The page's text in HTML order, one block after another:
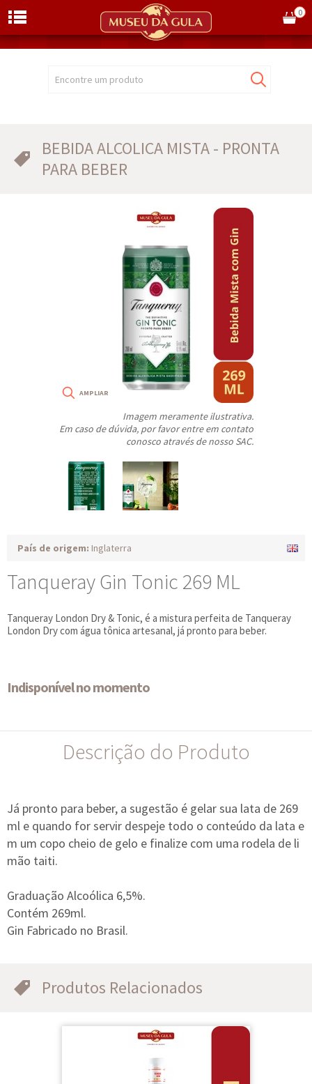
Encontre um produto
0
BEBIDA ALCOLICA MISTA - PRONTA
PARA BEBER
Imagem meramente ilustrativa.
Em caso de dúvida, por favor entre em contato
conosco através de nosso SAC.
País de origem: Inglaterra
Tanqueray Gin Tonic 269 ML
Tanqueray London Dry & Tonic, é a mistura perfeita de Tanqueray
London Dry com água tônica artesanal, já pronto para beber.
Indisponível no momento
Descrição do Produto
Já pronto para beber, a sugestão é gelar sua lata de 269
ml e quando for servir despeje todo o conteúdo da lata e
m um copo cheio de gelo e finalize com uma rodela de li
mão taiti.
Graduação Alcoólica 6,5%.
Contém 269ml.
Gin Fabricado no Brasil.
Produtos Relacionados